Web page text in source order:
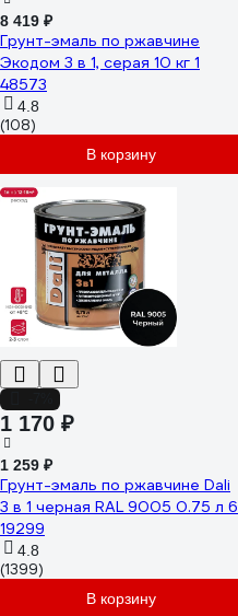
8 419 ₽
Грунт-эмаль по ржавчине
Экодом 3 в 1, серая 10 кг 1
48573
4.8
(108)
В корзину
1 170 ₽
1 259 ₽
Грунт-эмаль по ржавчине Dali
3 в 1 черная RAL 9005 0.75 л 6
19299
4.8
(1399)
В корзину